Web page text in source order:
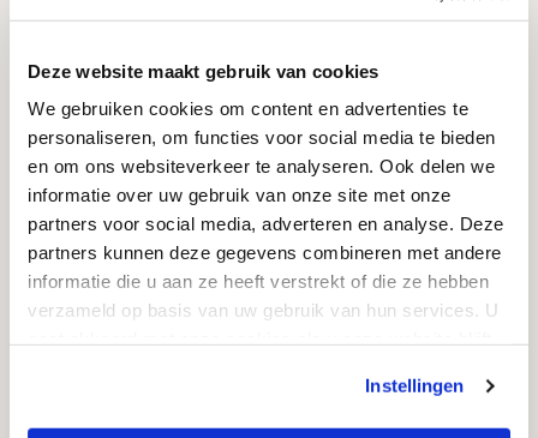
Deze website maakt gebruik van cookies
We gebruiken cookies om content en advertenties te
personaliseren, om functies voor social media te bieden
en om ons websiteverkeer te analyseren. Ook delen we
informatie over uw gebruik van onze site met onze
partners voor social media, adverteren en analyse. Deze
partners kunnen deze gegevens combineren met andere
informatie die u aan ze heeft verstrekt of die ze hebben
verzameld op basis van uw gebruik van hun services. U
Instellingen
Goedkope Grafstenen
info@goedkope-grafstenen.nl
085 - 081 00 69
Zoekt u iets?
Bent u opzoek naar informatie of een ontwerp? Zoek via de onderstaande
zoekbalk of neem gerust contact met ons op.